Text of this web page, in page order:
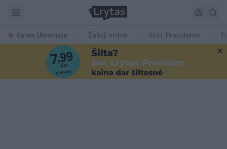
Karas Ukrainoje Žalioji erdvė Ačiū, Prezidente